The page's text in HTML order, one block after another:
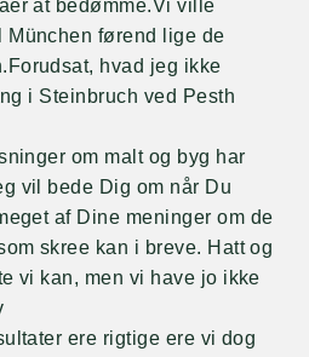
at bedømme.Vi ville
München førend lige de
hvad jeg ikke
i Steinbruch ved Pesth
om malt og byg har
vil bede Dig om når Du
af Dine meninger om de
skree kan i breve. Hatt og
vi kan, men vi have jo ikke
ere rigtige ere vi dog